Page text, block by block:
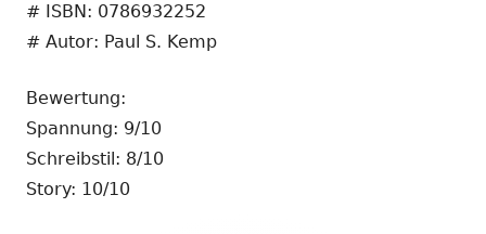
# ISBN: 0786932252
# Autor: Paul S. Kemp
Bewertung:
Spannung: 9/10
Schreibstil: 8/10
Story: 10/10